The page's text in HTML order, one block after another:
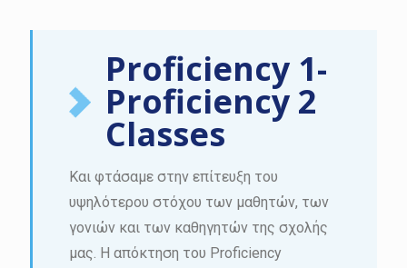
Proficiency 1-
Proficiency 2
Classes
Και φτάσαμε στην επίτευξη του
υψηλότερου στόχου των μαθητών, των
γονιών και των καθηγητών της σχολής
μας. Η απόκτηση του Proficiency